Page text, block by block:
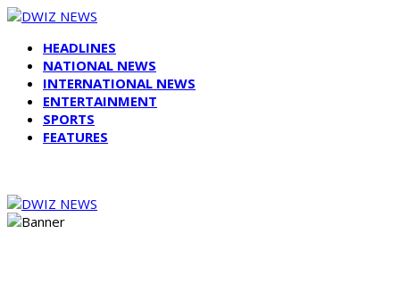
HEADLINES
NATIONAL NEWS
INTERNATIONAL NEWS
ENTERTAINMENT
SPORTS
FEATURES